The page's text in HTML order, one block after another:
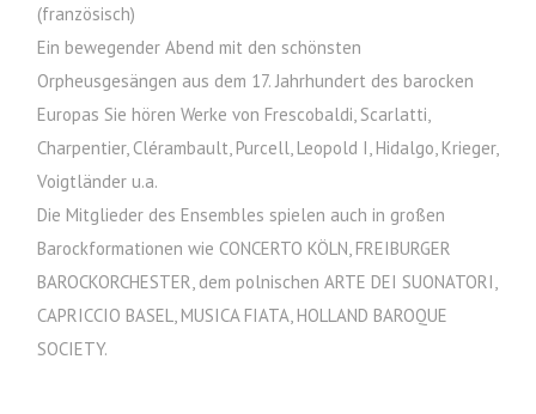
(französisch)
Ein bewegender Abend mit den schönsten
Orpheusgesängen aus dem 17. Jahrhundert des barocken
Europas Sie hören Werke von Frescobaldi, Scarlatti,
Charpentier, Clérambault, Purcell, Leopold I, Hidalgo, Krieger,
Voigtländer u.a.
Die Mitglieder des Ensembles spielen auch in großen
Barockformationen wie CONCERTO KÖLN, FREIBURGER
BAROCKORCHESTER, dem polnischen ARTE DEI SUONATORI,
CAPRICCIO BASEL, MUSICA FIATA, HOLLAND BAROQUE
SOCIETY.